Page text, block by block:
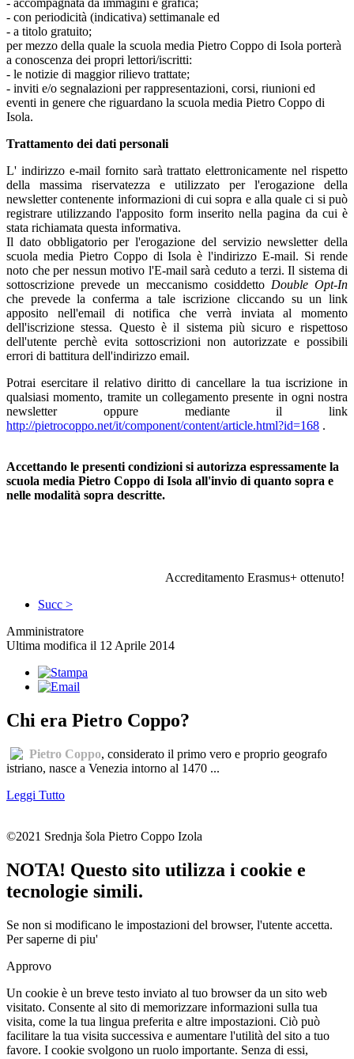
- con periodicità (indicativa) settimanale ed
- a titolo gratuito;
per mezzo della quale la scuola media Pietro Coppo di Isola porterà
a conoscenza dei propri lettori/iscritti:
- le notizie di maggior rilievo trattate;
- inviti e/o segnalazioni per rappresentazioni, corsi, riunioni ed
eventi in genere che riguardano la scuola media Pietro Coppo di
Isola.
Trattamento dei dati personali
L' indirizzo e-mail fornito sarà trattato elettronicamente nel rispetto
della massima riservatezza e utilizzato per l'erogazione della
newsletter contenente informazioni di cui sopra e alla quale ci si può
registrare utilizzando l'apposito form inserito nella pagina da cui è
stata richiamata questa informativa.
Il dato obbligatorio per l'erogazione del servizio newsletter della
scuola media Pietro Coppo di Isola è l'indirizzo E-mail. Si rende
noto che per nessun motivo l'E-mail sarà ceduto a terzi. Il sistema di
sottoscrizione prevede un meccanismo cosiddetto Double Opt-In
che prevede la conferma a tale iscrizione cliccando su un link
apposito nell'email di notifica che verrà inviata al momento
dell'iscrizione stessa. Questo è il sistema più sicuro e rispettoso
dell'utente perchè evita sottoscrizioni non autorizzate e possibili
errori di battitura dell'indirizzo email.
Potrai esercitare il relativo diritto di cancellare la tua iscrizione in
qualsiasi momento, tramite un collegamento presente in ogni nostra
newsletter oppure mediante il link
http://pietrocoppo.net/it/component/content/article.html?id=168 .
Accettando le presenti condizioni si autorizza espressamente la
scuola media Pietro Coppo di Isola all'invio di quanto sopra e
nelle modalità sopra descritte.
Accreditamento Erasmus+ ottenuto!
Succ >
Amministratore
Ultima modifica il 12 Aprile 2014
Chi era Pietro Coppo?
Pietro Coppo, considerato il primo vero e proprio geografo
istriano, nasce a Venezia intorno al 1470 ...
Leggi Tutto
©2021 Srednja šola Pietro Coppo Izola
NOTA! Questo sito utilizza i cookie e
tecnologie simili.
Se non si modificano le impostazioni del browser, l'utente accetta.
Per saperne di piu'
Approvo
Un cookie è un breve testo inviato al tuo browser da un sito web
visitato. Consente al sito di memorizzare informazioni sulla tua
visita, come la tua lingua preferita e altre impostazioni. Ciò può
facilitare la tua visita successiva e aumentare l'utilità del sito a tuo
favore. I cookie svolgono un ruolo importante. Senza di essi,